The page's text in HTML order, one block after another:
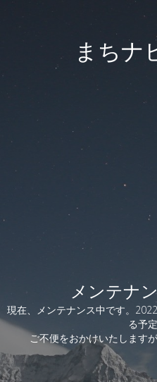
まちナ
メンテナ
現在、メンテナンス中です。
る予
ご不便をおかけいたします